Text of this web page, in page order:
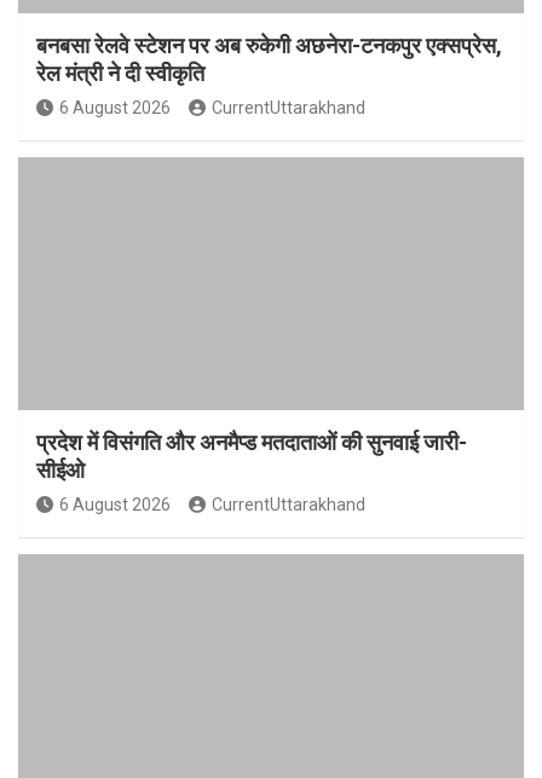
बनबसा रेलवे स्टेशन पर अब रुकेगी अछनेरा-टनकपुर एक्सप्रेस,
रेल मंत्री ने दी स्वीकृति
6 August 2026 CurrentUttarakhand
प्रदेश में विसंगति और अनमैप्ड मतदाताओं की सुनवाई जारी-
सीईओ
6 August 2026 CurrentUttarakhand